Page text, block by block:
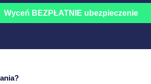
Wyceń BEZPŁATNIE ubezpieczenie